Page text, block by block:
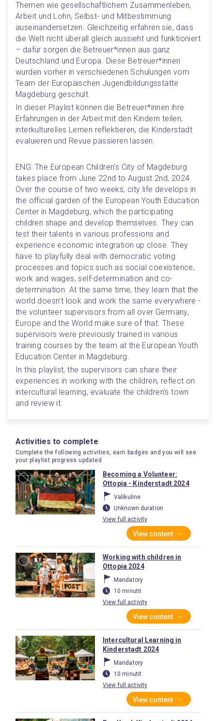
Themen wie gesellschaftlichem Zusammenleben,
Arbeit und Lohn, Selbst- und Mitbestimmung
auseinandersetzen. Gleichzeitig erfahren sie, dass
die Welt nicht überall gleich aussieht und funktioniert
– dafür sorgen die Betreuer*innen aus ganz
Deutschland und Europa. Diese Betreuer*innen
wurden vorher in verschiedenen Schulungen vom
Team der Europäischen Jugendbildungsstätte
Magdeburg geschult.
In dieser Playlist können die Betreuer*innen ihre
Erfahrungen in der Arbeit mit den Kindern teilen,
interkulturelles Lernen reflektieren, die Kinderstadt
evaluieren und Revue passieren lassen.
ENG: The European Children's City of Magdeburg
takes place from June 22nd to August 2nd, 2024.
Over the course of two weeks, city life develops in
the official garden of the European Youth Education
Center in Magdeburg, which the participating
children shape and develop themselves. They can
test their talents in various professions and
experience economic integration up close. They
have to playfully deal with democratic voting
processes and topics such as social coexistence,
work and wages, self-determination and co-
determination. At the same time, they learn that the
world doesn't look and work the same everywhere -
the volunteer supervisors from all over Germany,
Europe and the World make sure of that. These
supervisors were previously trained in various
training courses by the team at the European Youth
Education Center in Magdeburg.
In this playlist, the supervisors can share their
experiences in working with the children, reflect on
intercultural learning, evaluate the children's town
and review it.
Activities to complete
Complete the following activities, earn badges and you will see
your playlist progress updated
Becoming a Volunteer:
Ottopia - Kinderstadt 2024
Valikuline
Unknown duration
View full activity
View content
Working with children in
Ottopia 2024
Mandatory
10 minutit
View full activity
View content
Intercultural Learning in
Kinderstadt 2024
Mandatory
10 minutit
View full activity
View content